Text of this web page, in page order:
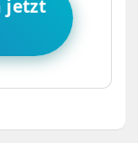
jetzt